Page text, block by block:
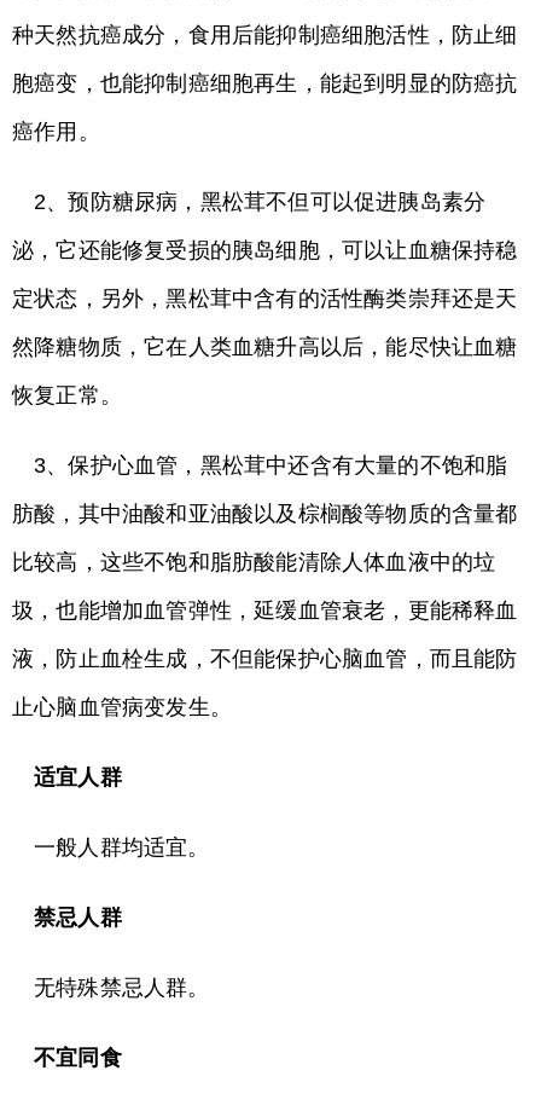
种天然抗癌成分，食用后能抑制癌细胞活性，防止细
胞癌变，也能抑制癌细胞再生，能起到明显的防癌抗
癌作用。
2、预防糖尿病，黑松茸不但可以促进胰岛素分
泌，它还能修复受损的胰岛细胞，可以让血糖保持稳
定状态，另外，黑松茸中含有的活性酶类崇拜还是天
然降糖物质，它在人类血糖升高以后，能尽快让血糖
恢复正常。
3、保护心血管，黑松茸中还含有大量的不饱和脂
肪酸，其中油酸和亚油酸以及棕榈酸等物质的含量都
比较高，这些不饱和脂肪酸能清除人体血液中的垃
圾，也能增加血管弹性，延缓血管衰老，更能稀释血
液，防止血栓生成，不但能保护心脑血管，而且能防
止心脑血管病变发生。
适宜人群
一般人群均适宜。
禁忌人群
无特殊禁忌人群。
不宜同食